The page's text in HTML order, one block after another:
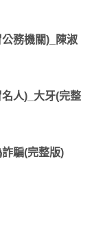
務機關)_陳淑
人)_大牙(完整
騙(完整版)